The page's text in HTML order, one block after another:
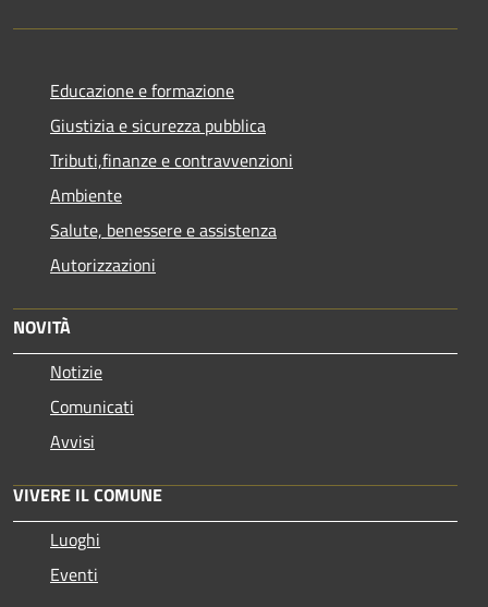
Educazione e formazione
Giustizia e sicurezza pubblica
Tributi,finanze e contravvenzioni
Ambiente
Salute, benessere e assistenza
Autorizzazioni
NOVITÀ
Notizie
Comunicati
Avvisi
VIVERE IL COMUNE
Luoghi
Eventi